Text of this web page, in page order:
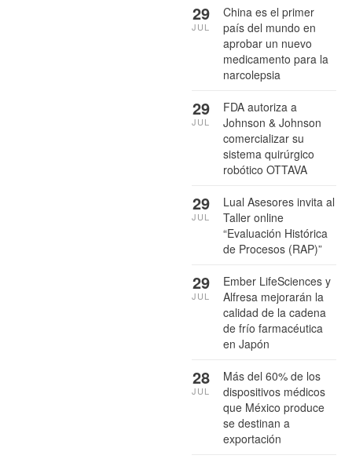
China es el primer
país del mundo en
aprobar un nuevo
medicamento para la
narcolepsia
29
JUL
FDA autoriza a
Johnson & Johnson
comercializar su
sistema quirúrgico
robótico OTTAVA
29
JUL
Lual Asesores invita al
Taller online
“Evaluación Histórica
de Procesos (RAP)”
29
JUL
Ember LifeSciences y
Alfresa mejorarán la
calidad de la cadena
de frío farmacéutica
en Japón
29
JUL
Más del 60% de los
dispositivos médicos
que México produce
se destinan a
exportación
28
JUL